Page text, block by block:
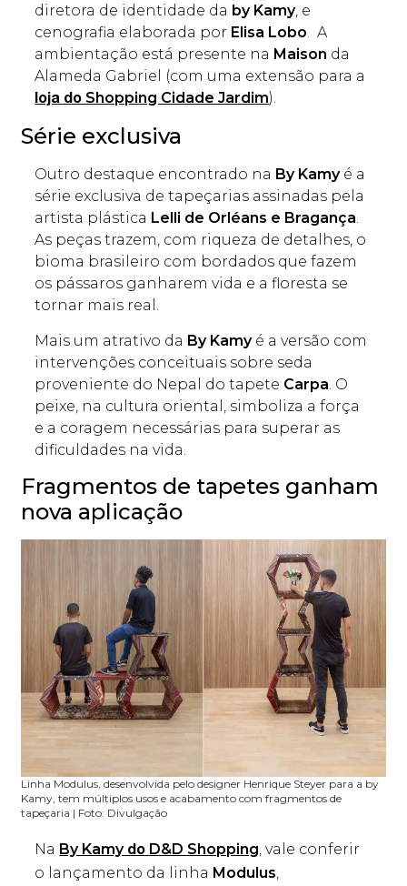
diretora de identidade da by Kamy, e
cenografia elaborada por Elisa Lobo. A
ambientação está presente na Maison da
Alameda Gabriel (com uma extensão para a
loja do Shopping Cidade Jardim).
Série exclusiva
Outro destaque encontrado na By Kamyé a
série exclusiva de tapeçarias assinadas pela
artista plástica Lelli de Orléans e Bragança.
As peças trazem, com riqueza de detalhes, o
bioma brasileiro com bordados que fazem
os pássaros ganharem vida e a floresta se
tornar mais real.
Mais um atrativo da By Kamyé a versão com
intervenções conceituais sobre seda
proveniente do Nepal do tapete Carpa . O
peixe, na cultura oriental, simboliza a força
e a coragem necessárias para superar as
dificuldades na vida.
Fragmentos de tapetes ganham
nova aplicação
Linha Modulus, desenvolvida pelo designer Henrique Steyer para a by
Kamy, tem múltiplos usos e acabamento com fragmentos de
tapeçaria | Foto: Divulgação
Na By Kamydo D&D Shopping , vale conferir
o lançamento da linha Modulus